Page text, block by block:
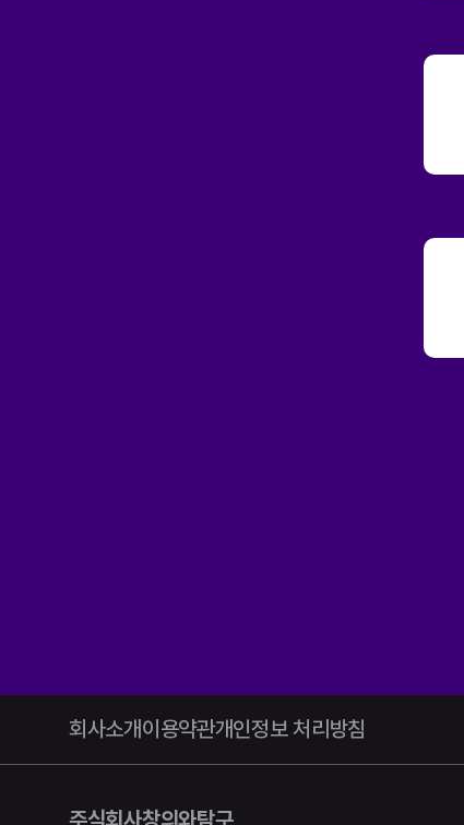
회사소개이용약관개인정보 처리방침
주식회사창의와탐구